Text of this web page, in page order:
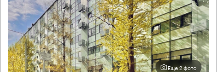
Еще 2 фото